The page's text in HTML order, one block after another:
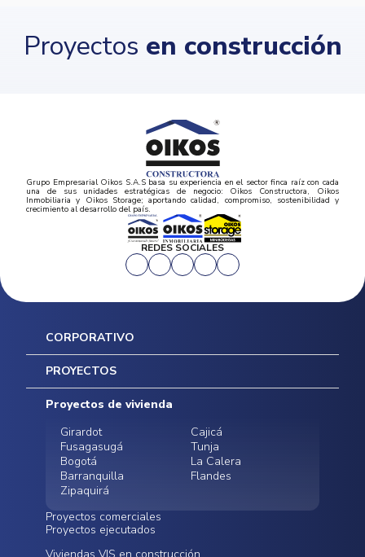
Proyectos en construcción
Grupo Empresarial Oikos S.A.S basa su experiencia en el sector finca raíz con cada
una de sus unidades estratégicas de negocio: Oikos Constructora, Oikos
Inmobiliaria y Oikos Storage; aportando calidad, compromiso, sostenibilidad y
crecimiento al desarrollo del país.
REDES SOCIALES
CORPORATIVO
Inicio
Mapa del sitio
Postventas
Contratación Directa
Noticias
PROYECTOS
Proyectos de vivienda
Girardot
Cajicá
Fusagasugá
Tunja
Bogotá
La Calera
Barranquilla
Flandes
Zipaquirá
Proyectos comerciales
Proyectos ejecutados